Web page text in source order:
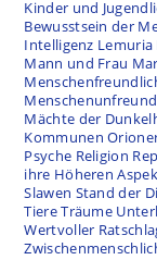
Kinder und
Bewusstsein der
Intelligenz Lemuria
Mann und Frau
Mächte der
Kommunen
Psyche Religion
ihre Höheren
Slawen Stand der
TiereTräume
Wertvoller